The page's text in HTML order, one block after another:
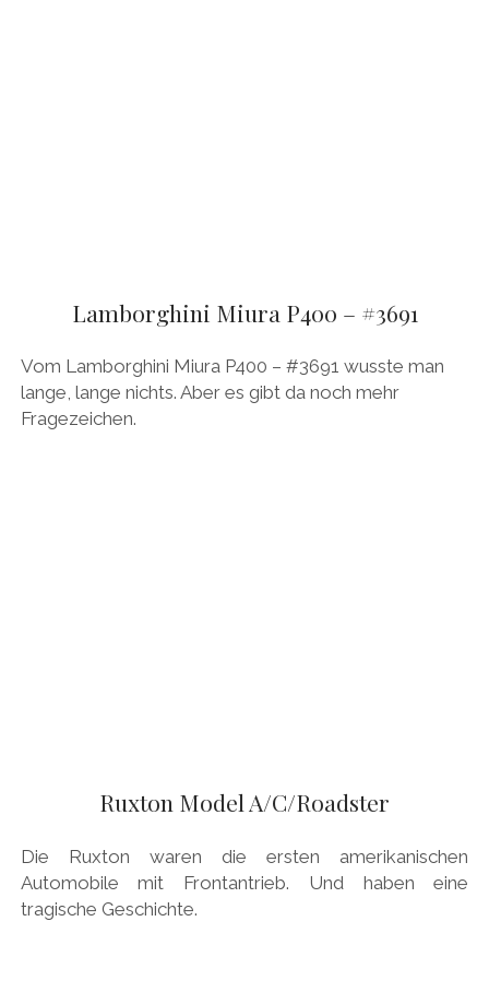
Lamborghini Miura P400 – #3691
Vom Lamborghini Miura P400 – #3691 wusste man
lange, lange nichts. Aber es gibt da noch mehr
Fragezeichen.
Ruxton Model A/C/Roadster
Die Ruxton waren die ersten amerikanischen
Automobile mit Frontantrieb. Und haben eine
tragische Geschichte.